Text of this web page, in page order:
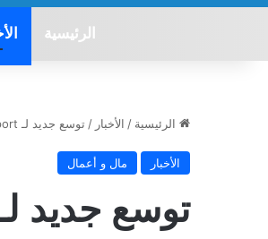
الرئيسية
الرئيسية / الأخبار / توسع جديد لـ Swissport في المغرب عبر صفقة المناولة الجوية
الأخبار مال و أعمال